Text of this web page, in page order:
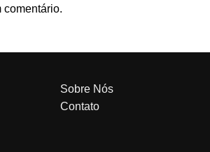
comentário.
Sobre Nós
Contato